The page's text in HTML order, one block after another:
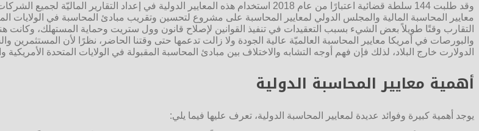
وقد طلبت 144 سلطة قضائية اعتبارًا من عام 2018 استخدام هذه المعايير الدولية في إعداد
معايير المحاسبة المالية والمجلس الدولي لمعايير المحاسبة على مشروع لتحسين وتقريب مبادئ المحاسبة في الولايات
التقارب وقتًا طويلاً بعض الشيء بسبب التعقيدات في تنفيذ القوانين لإصلاح قانون وول ستريت وحماية المستهلك، وكانت
والبورصات في أمريكا معايير المحاسبة العالميّة عالية الجودة ولا زالت تدعمها حتى وقتنا الحاضر، نظرًا لأن
الدولارت خارج البلاد، لذلك فإن فهم أوجه التشابه والاختلاف بين مبادئ المحاسبة المقبولة في الولايات المتحدة الأمريكية
أهمية معايير المحاسبة الدولية
يوجد أهمية كبيرة وفوائد عديدة لمعايير المحاسبة الدولية، تعرف عليها فيما يلي: